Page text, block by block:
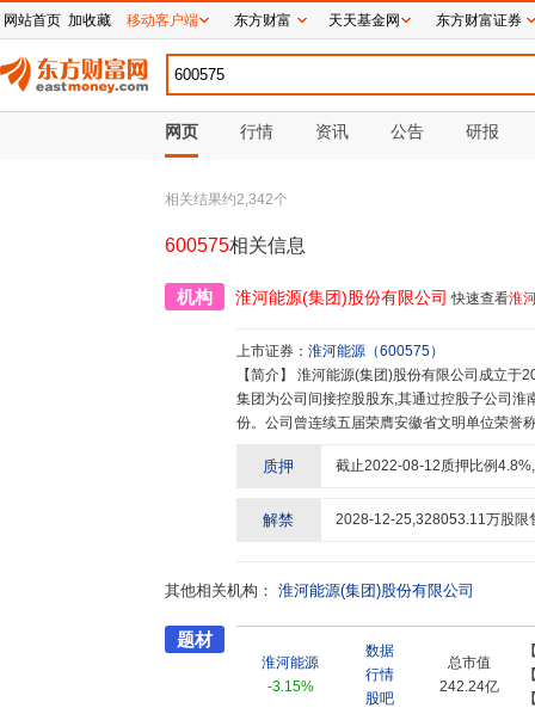
网页 行情 资讯 公告 研报
相关结果约2,342个
600575相关信息
机构 淮河能源(集团)股份有限公司 快速查看淮
上市证券： 淮河能源 （600575）
【简介】
集团为公司间接控股股东,其通过控股子公司
份。公司曾连续五届荣膺安徽省文明单位荣誉
控股股东淮南矿业集团所属煤炭、电力业务板
023年,公司以现金方式收购控股股东淮南矿
司(50%),参股公司淮沪电力公司(49%)、安徽
质押 截止2022-08-12质押比例4.8
解禁 2028-12-25,328053.11万股限
其他相关机构： 淮河能源(集团)股份有限公司
题材
淮河能源
-3.15%
数据
行情
股吧
总市值
242.24亿
网站首页 加收藏 移动客户端 东方财富 天天基金网 东方财富证券